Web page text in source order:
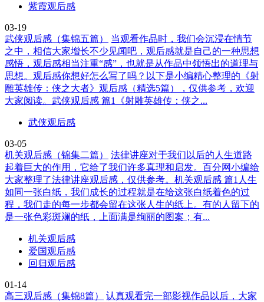
紫霞观后感
03-19
武侠观后感（集锦五篇）
当观看作品时，我们会沉浸在情节
之中，相信大家增长不少见闻吧，观后感就是自己的一种思想
感悟，观后感相当注重“感”，也就是从作品中领悟出的道理与
思想。观后感你想好怎么写了吗？以下是小编精心整理的《射
雕英雄传：侠之大者》观后感（精选5篇），仅供参考，欢迎
大家阅读。武侠观后感 篇1《射雕英雄传：侠之...
武侠观后感
03-05
机关观后感（锦集二篇）
法律讲座对于我们以后的人生道路
起着巨大的作用，它给了我们许多真理和启发。百分网小编给
大家整理了法律讲座观后感，仅供参考。机关观后感 篇1人生
如同一张白纸，我们成长的过程就是在给这张白纸着色的过
程，我们走的每一步都会留在这张人生的纸上。有的人留下的
是一张色彩斑斓的纸，上面满是绚丽的图案；有...
机关观后感
爱国观后感
回归观后感
01-14
高三观后感（集锦8篇）
认真观看完一部影视作品以后，大家